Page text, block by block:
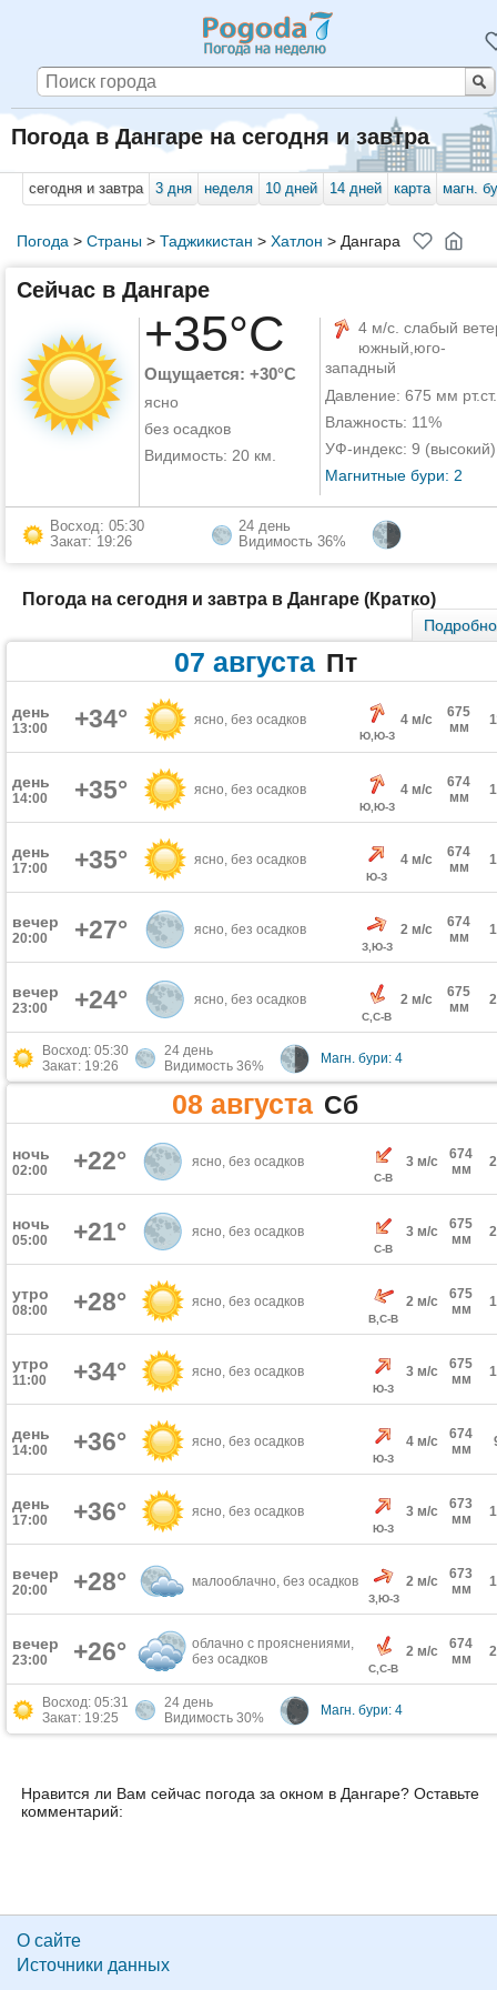
Погода в Дангаре на сегодня и завтра
сегодня и завтра 3 дня неделя 10 дней 14 дней карта магн.
Погода > Страны> Таджикистан > Хатлон > Дангара
Сейчас в Дангаре
+35°C
Ощущается: +30°C
ясно
без осадков
Видимость: 20 км.
4 м/с. слабый
южный,юго-
западный
Давление: 675 мм рт.ст.
Влажность: 11%
УФ-индекс: 9 (высокий)
Магнитные бури: 2
Восход: 05:30
Закат: 19:26
24 день
Видимость 36%
Погода на сегодня и завтра в Дангаре (Кратко)
Подробно
07 августа Пт
день
13:00 +34° ясно, без осадков
Ю,Ю-З
4 м/с
675
мм
день
14:00 +35° ясно, без осадков
Ю,Ю-З
4 м/с
674
мм
день
17:00 +35° ясно, без осадков
Ю-З
4 м/с
674
мм
вечер
20:00 +27° ясно, без осадков
З,Ю-З
2 м/с
674
мм
вечер
23:00 +24° ясно, без осадков
С,С-В
2 м/с
675
мм
Восход: 05:30
Закат: 19:26
24 день
Видимость 36%
Магн. бури: 4
08 августа Сб
ночь
02:00 +22° ясно, без осадков
С-В
3 м/с
674
мм
ночь
05:00 +21° ясно, без осадков
С-В
3 м/с
675
мм
утро
08:00 +28° ясно, без осадков
В,С-В
2 м/с
675
мм
утро
11:00 +34° ясно, без осадков
Ю-З
3 м/с
675
мм
день
14:00 +36° ясно, без осадков
Ю-З
4 м/с
674
мм
день
17:00 +36° ясно, без осадков
Ю-З
3 м/с
673
мм
вечер
20:00 +28° малооблачно, без осадков
З,Ю-З
2 м/с
673
мм
вечер
23:00 +26°
облачно с прояснениями,
без осадков
С,С-В
2 м/с
674
мм
Восход: 05:31
Закат: 19:25
24 день
Видимость 30%
Магн. бури: 4
Нравится ли Вам сейчас погода за окном в Дангаре? Оставьте
комментарий:
О сайте
Источники данных